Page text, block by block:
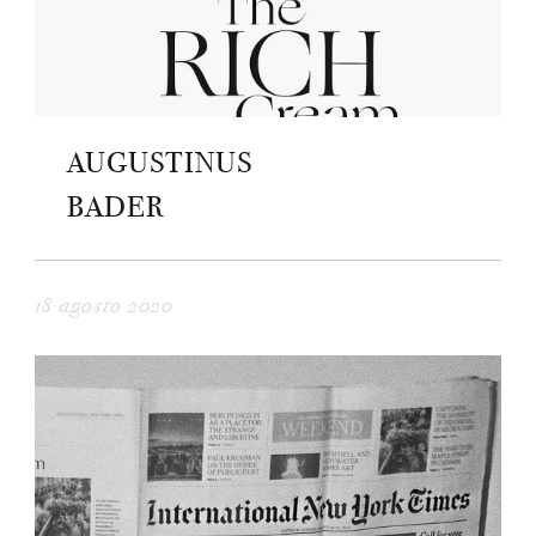
AUGUSTINUS
BADER
18 agosto 2020